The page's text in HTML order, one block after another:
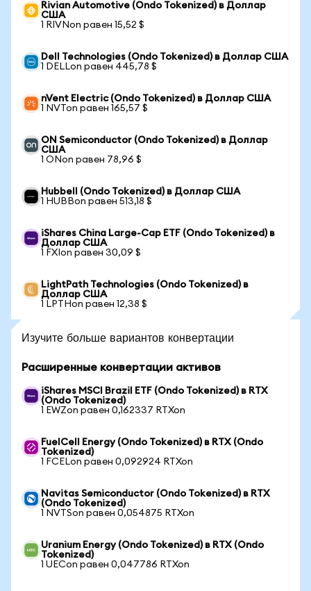
Rivian Automotive (Ondo Tokenized) в Доллар
США
1 RIVNon равен 15,52 $
Dell Technologies (Ondo Tokenized) в Доллар США
1 DELLon равен 445,78 $
nVent Electric (Ondo Tokenized) в Доллар США
1 NVTon равен 165,57 $
ON Semiconductor (Ondo Tokenized) в Доллар
США
1 ONon равен 78,96 $
Hubbell (Ondo Tokenized) в Доллар США
1 HUBBon равен 513,18 $
iShares China Large-Cap ETF (Ondo Tokenized) в
Доллар США
1 FXIon равен 30,09 $
LightPath Technologies (Ondo Tokenized) в
Доллар США
1 LPTHon равен 12,38 $
Изучите больше вариантов конвертации
Расширенные конвертации активов
iShares MSCI Brazil ETF (Ondo Tokenized) в RTX
(Ondo Tokenized)
1 EWZon равен 0,162337 RTXon
FuelCell Energy (Ondo Tokenized) в RTX (Ondo
Tokenized)
1 FCELon равен 0,092924 RTXon
Navitas Semiconductor (Ondo Tokenized) в RTX
(Ondo Tokenized)
1 NVTSon равен 0,054875 RTXon
Uranium Energy (Ondo Tokenized) в RTX (Ondo
Tokenized)
1 UECon равен 0,047786 RTXon